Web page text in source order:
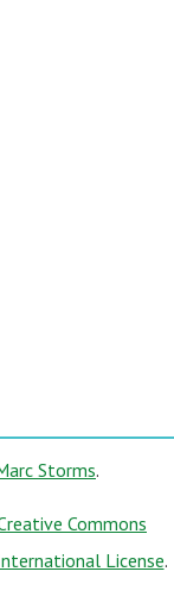
Storms.
Commons
License.